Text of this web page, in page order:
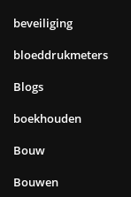
beveiliging
bloeddrukmeters
Blogs
boekhouden
Bouw
Bouwen